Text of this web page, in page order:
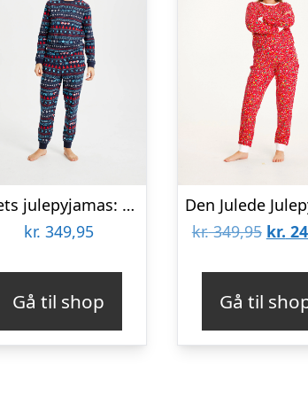
Årets julepyjamas: Unicef Pyjamas – herre / mænd.
kr. 349,95
Gå til shop
kr.349,95 Den
var:
kr.
kr.
Gå til